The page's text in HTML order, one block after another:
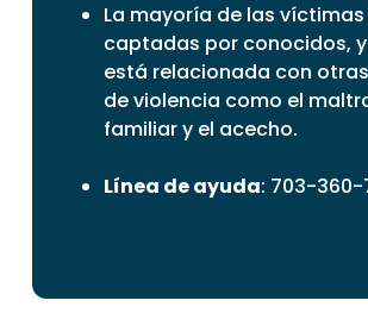
La mayoría de las víctimas
captadas por conocidos,
está relacionada con
de violencia como el
familiar y el acecho.
Línea de ayuda: 703-360-